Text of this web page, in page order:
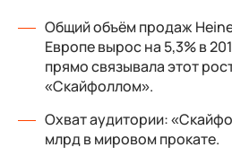
Общий объём продаж
Европе вырос на 5,3% в
прямо связывала этот
«Скайфоллом».
Охват аудитории:
млрд в мировом прокате.